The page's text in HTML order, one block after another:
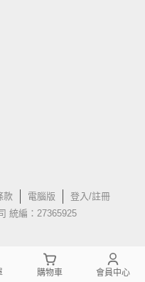
款 電腦版
登入/註冊
統編：27365925
購物車 會員中心